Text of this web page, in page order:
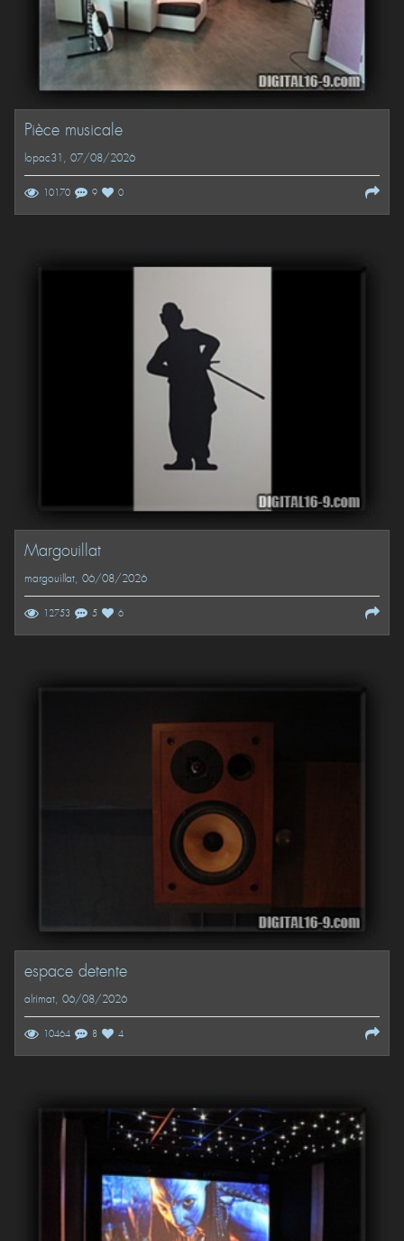
Pièce musicale
lopac31, 07/08/2026
10170 9 0
Margouillat
margouillat, 06/08/2026
12753 5 6
espace detente
alrimat, 06/08/2026
10464 8 4